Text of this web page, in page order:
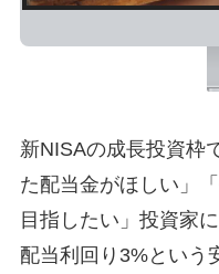
新NISAの成長投資枠
た配当金がほしい」
目指したい」投資家
配当利回り3%という